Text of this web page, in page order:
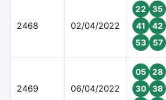
2468 02/04/2022
22
35
41
42
53
57
2469 06/04/2022
05
28
30
38